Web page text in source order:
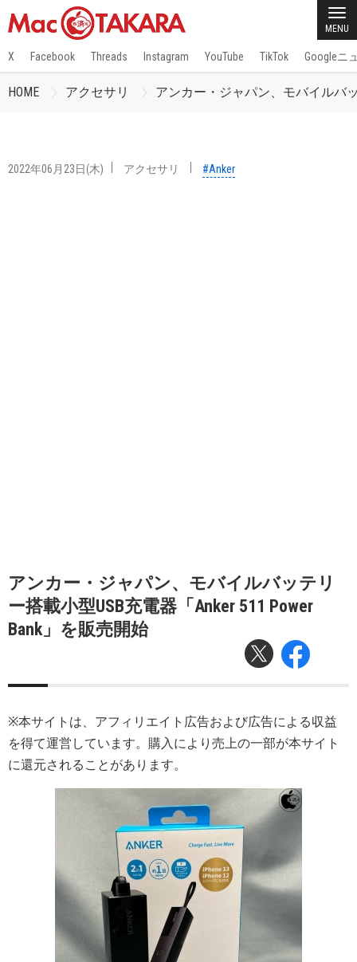
MENU
X Facebook Threads Instagram YouTube TikTok Googleニ
HOME アクセサリ アンカー・ジャパン、モバイルバ
2022年06月23日(木) アクセサリ #Anker
アンカー・ジャパン、モバイルバッテリ
ー搭載小型USB充電器「Anker 511 Power
Bank」を販売開始
※本サイトは、アフィリエイト広告および広告による収益
を得て運営しています。購入により売上の一部が本サイト
に還元されることがあります。